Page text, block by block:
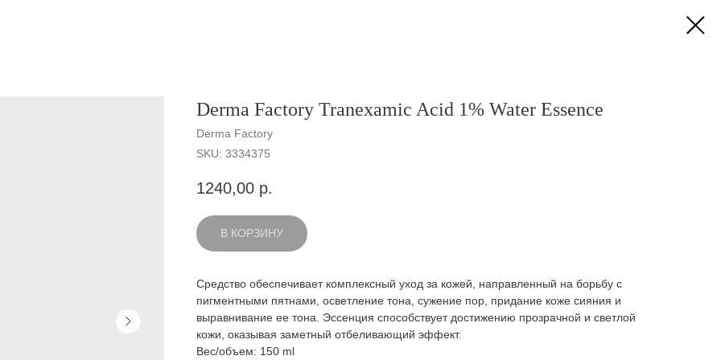
Derma Factory Tranexamic Acid 1% Water Essence
Derma Factory
SKU: 3334375
1240,00 р.
В КОРЗИНУ
Средство обеспечивает комплексный уход за кожей, направленный на борьбу с
пигментными пятнами, осветление тона, сужение пор, придание коже сияния и
выравнивание ее тона. Эссенция способствует достижению прозрачной и светлой
кожи, оказывая заметный отбеливающий эффект.
Вес/объем: 150 ml